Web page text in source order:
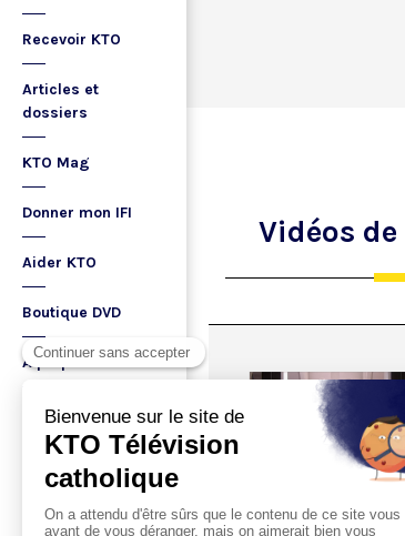
Recevoir KTO
Articles et
dossiers
KTO Mag
Donner mon IFI
Aider KTO
Boutique DVD
A propos
Ma playlist
Vidéos
Vêpres du 6 août
Diffusé le 06/08/2019